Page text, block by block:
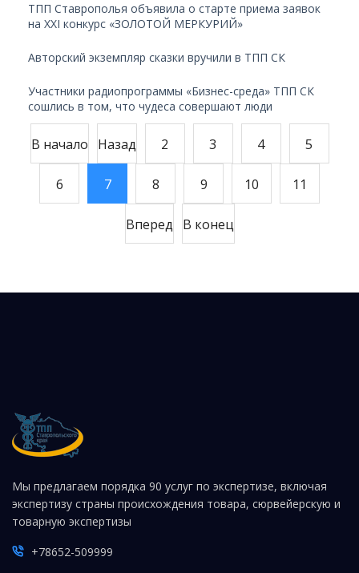
ТПП Ставрополья объявила о старте приема заявок
на XXI конкурс «ЗОЛОТОЙ МЕРКУРИЙ»
Авторский экземпляр сказки вручили в ТПП СК
Участники радиопрограммы «Бизнес-среда» ТПП СК
сошлись в том, что чудеса совершают люди
В начало Назад 2 3 4 5
6 7 8 9 10 11
Вперед В конец
Мы предлагаем порядка 90 услуг по экспертизе, включая
экспертизу страны происхождения товара, сюрвейерскую и
товарную экспертизы
+78652-509999